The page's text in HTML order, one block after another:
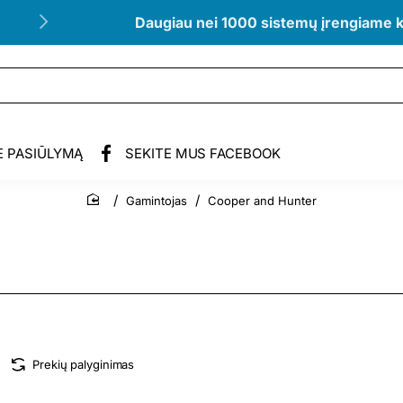
Daugiau nei 1000 sistemų įrengiame
PASIŪLYMĄ SEKITE MUS FACEBOOK
home
Gamintojas Cooper and Hunter
Prekių palyginimas